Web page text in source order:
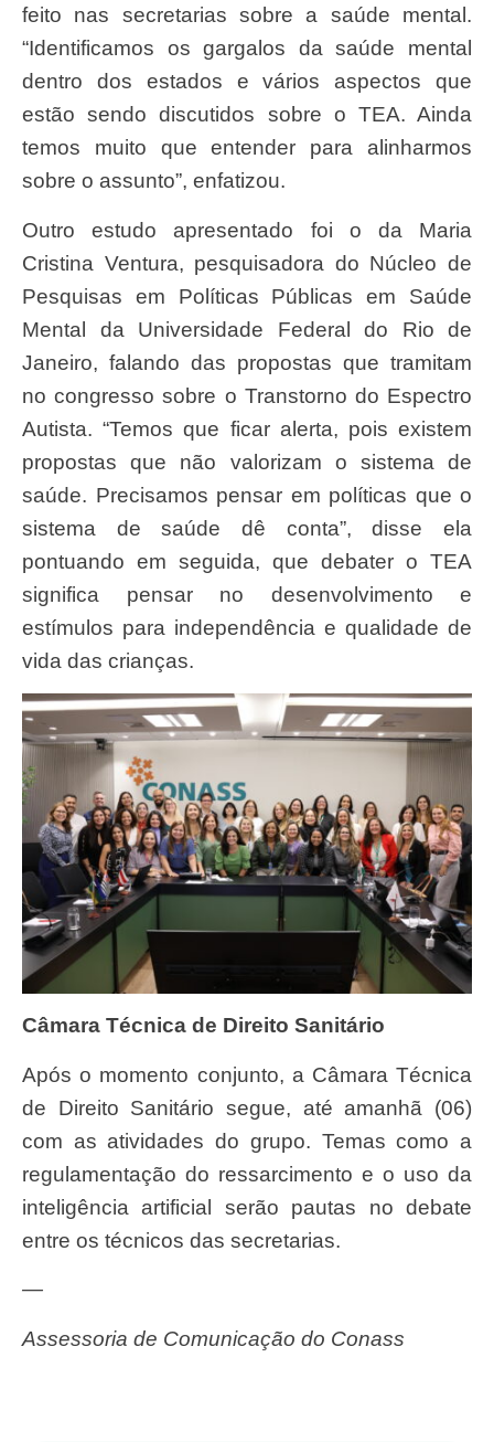
feito nas secretarias sobre a saúde mental.
“Identificamos os gargalos da saúde mental
dentro dos estados e vários aspectos que
estão sendo discutidos sobre o TEA. Ainda
temos muito que entender para alinharmos
sobre o assunto”, enfatizou.
Outro estudo apresentado foi o da Maria
Cristina Ventura, pesquisadora do Núcleo de
Pesquisas em Políticas Públicas em Saúde
Mental da Universidade Federal do Rio de
Janeiro, falando das propostas que tramitam
no congresso sobre o Transtorno do Espectro
Autista. “Temos que ficar alerta, pois existem
propostas que não valorizam o sistema de
saúde. Precisamos pensar em políticas que o
sistema de saúde dê conta”, disse ela
pontuando em seguida, que debater o TEA
significa pensar no desenvolvimento e
estímulos para independência e qualidade de
vida das crianças.
Câmara Técnica de Direito Sanitário
Após o momento conjunto, a Câmara Técnica
de Direito Sanitário segue, até amanhã (06)
com as atividades do grupo. Temas como a
regulamentação do ressarcimento e o uso da
inteligência artificial serão pautas no debate
entre os técnicos das secretarias.
—
Assessoria de Comunicação do Conass